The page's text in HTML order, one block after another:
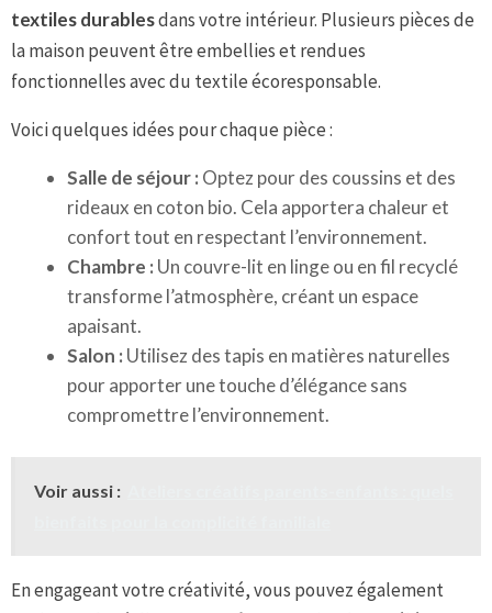
textiles durablesdans votre intérieur. Plusieurs pièces de
la maison peuvent être embellies et rendues
fonctionnelles avec du textile écoresponsable.
Voici quelques idées pour chaque pièce :
Salle de séjour : Optez pour des coussins et des
rideaux en coton bio. Cela apportera chaleur et
confort tout en respectant l’environnement.
Chambre : Un couvre-lit en linge ou en fil recyclé
transforme l’atmosphère, créant un espace
apaisant.
Salon : Utilisez des tapis en matières naturelles
pour apporter une touche d’élégance sans
compromettre l’environnement.
Voir aussi :
En engageant votre créativité, vous pouvez également